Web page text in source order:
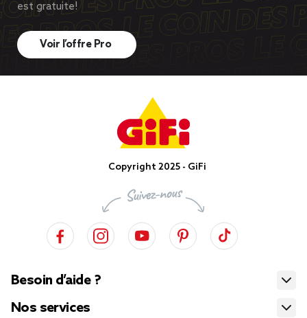
est gratuite!
Voir l’offre Pro
Copyright 2025 - GiFi
Besoin d’aide ?
Nos services